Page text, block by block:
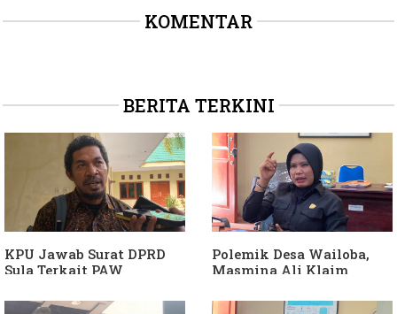
KOMENTAR
BERITA TERKINI
KPU Jawab Surat DPRD
Sula Terkait PAW
Hanura
Polemik Desa Wailoba,
Masmina Ali Klaim
Keterlibatan Ketua PKB